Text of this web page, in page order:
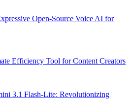
Open-Source Voice AI for
Efficiency Tool for Content Creators
3.1 Flash-Lite: Revolutionizing